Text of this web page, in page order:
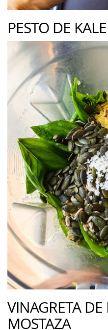
PESTO DE KALE
VINAGRETA DE
MOSTAZA